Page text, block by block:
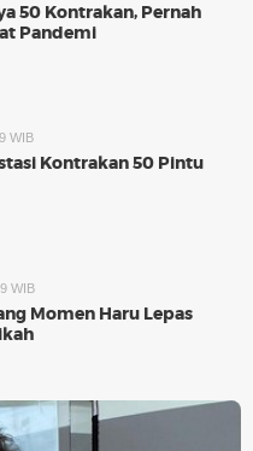
50 Kontrakan, Pernah
Pandemi
WIB
Kontrakan 50 Pintu
WIB
Momen Haru Lepas